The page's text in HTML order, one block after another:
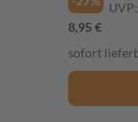
UVP:
8,95 €
sofort